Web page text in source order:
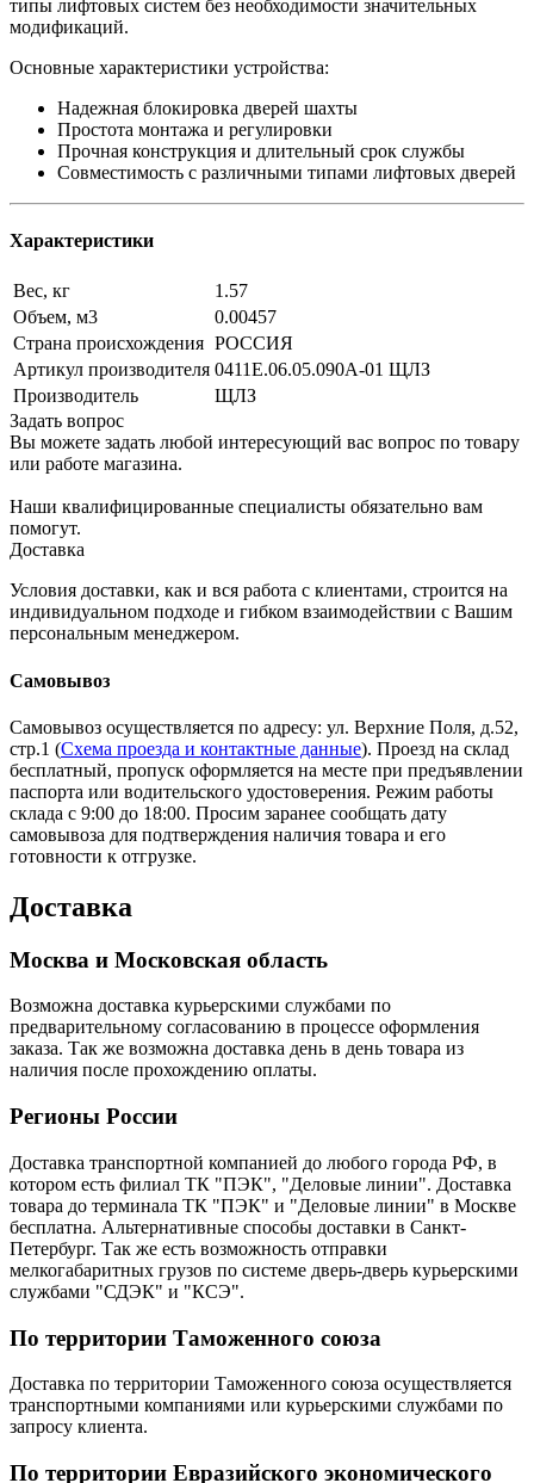
типы лифтовых систем без необходимости значительных
модификаций.
Основные характеристики устройства:
Надежная блокировка дверей шахты
Простота монтажа и регулировки
Прочная конструкция и длительный срок службы
Совместимость с различными типами лифтовых дверей
Характеристики
Вес, кг
1.57
Объем, м3
0.00457
Страна происхождения РОССИЯ
Артикул производителя 0411Е.06.05.090А-01 ЩЛЗ
Производитель
ЩЛЗ
Задать вопрос
Вы можете задать любой интересующий вас вопрос по товару
или работе магазина.
Наши квалифицированные специалисты обязательно вам
помогут.
Доставка
Условия доставки, как и вся работа с клиентами, строится на
индивидуальном подходе и гибком взаимодействии с Вашим
персональным менеджером.
Самовывоз
Самовывоз осуществляется по адресу: ул. Верхние Поля, д.52,
стр.1 (Схема проезда и контактные данные). Проезд на склад
бесплатный, пропуск оформляется на месте при предъявлении
паспорта или водительского удостоверения. Режим работы
склада с 9:00 до 18:00. Просим заранее сообщать дату
самовывоза для подтверждения наличия товара и его
готовности к отгрузке.
Доставка
Москва и Московская область
Возможна доставка курьерскими службами по
предварительному согласованию в процессе оформления
заказа. Так же возможна доставка день в день товара из
наличия после прохождению оплаты.
Регионы России
Доставка транспортной компанией до любого города РФ, в
котором есть филиал ТК "ПЭК", "Деловые линии". Доставка
товара до терминала ТК "ПЭК" и "Деловые линии" в Москве
бесплатна. Альтернативные способы доставки в Санкт-
Петербург. Так же есть возможность отправки
мелкогабаритных грузов по системе дверь-дверь курьерскими
службами "СДЭК" и "КСЭ".
По территории Таможенного союза
Доставка по территории Таможенного союза осуществляется
транспортными компаниями или курьерскими службами по
запросу клиента.
По территории Евразийского экономического